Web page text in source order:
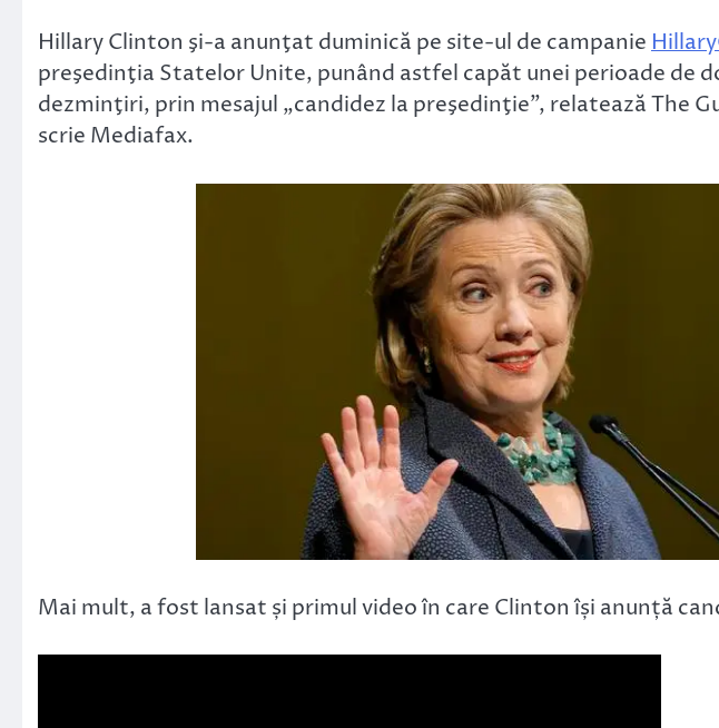
Hillary Clinton şi-a anunţat duminică pe site-ul de campanie
preşedinţia Statelor Unite, punând astfel capăt unei perioade de
dezminţiri, prin mesajul „candidez la preşedinţie”, relatează The
scrie Mediafax.
Mai mult, a fost lansat și primul video în care Clinton își anunță